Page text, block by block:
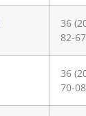
36
82-67
36
70-08